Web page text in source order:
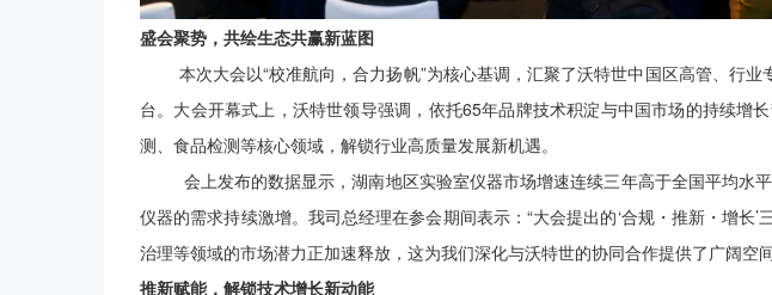
盛会聚势，共绘生态共赢新蓝图
本次大会以“校准航向，合力扬帆”为核心基调，汇聚了沃特世中国区高管、行业
台。大会开幕式上，沃特世领导强调，依托65年品牌技术积淀与中国市场的持续增
测、食品检测等核心领域，解锁行业高质量发展新机遇。
会上发布的数据显示，湖南地区实验室仪器市场增速连续三年高于全国平均水
仪器的需求持续激增。我司总经理在参会期间表示：“大会提出的‘合规・推新・增
治理等领域的市场潜力正加速释放，这为我们深化与沃特世的协同合作提供了广阔空
推新赋能，解锁技术增长新动能